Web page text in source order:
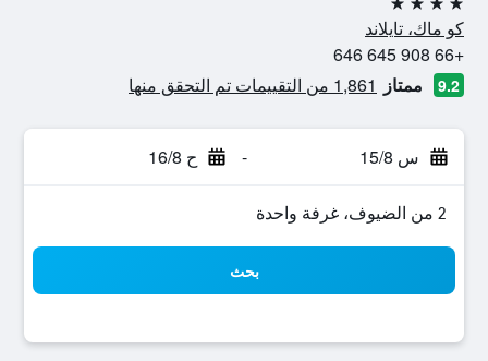
4 نجوم
كو ماك، تايلاند
+66 908 645 646
9.2 ممتاز 1,861 من التقييمات تم التحقق منها
س 15/8 - ح 16/8
2 من الضيوف، غرفة واحدة
بحث